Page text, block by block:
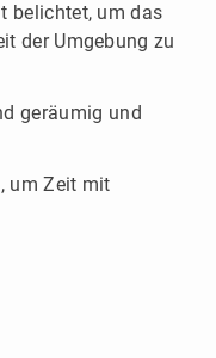
belichtet, um das
der Umgebung zu
geräumig und
um Zeit mit